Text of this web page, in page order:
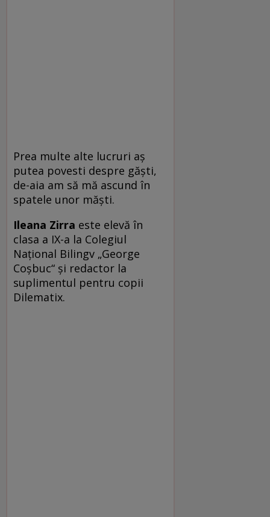
Prea multe alte lucruri aş
putea povesti despre găşti,
de-aia am să mă ascund în
spatele unor măşti.
Ileana Zirra este elevă în
clasa a IX-a la Colegiul
Naţional Bilingv „George
Coşbuc“ şi redactor la
suplimentul pentru copii
Dilematix.